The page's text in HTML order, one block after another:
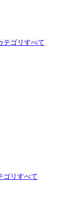
テゴリすべて
ゴリすべて